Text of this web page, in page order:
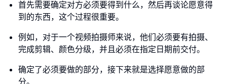
首先需要确定对方必须要得到什么，然后再谈论愿意得
到的东西，这个过程很重要。
例如，对于一个视频拍摄师来说，他们必须要有拍摄、
完成剪辑、颜色分级，并且必须在指定日期前交付。
确定了必须要做的部分，接下来就是选择愿意做的部
分。